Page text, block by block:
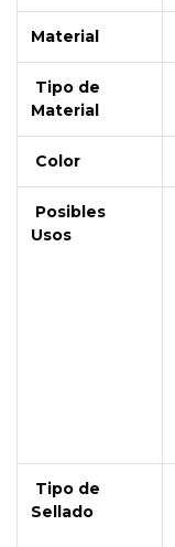
Material
Tipo de
Material
Color
Posibles
Usos
Tipo de
Sellado